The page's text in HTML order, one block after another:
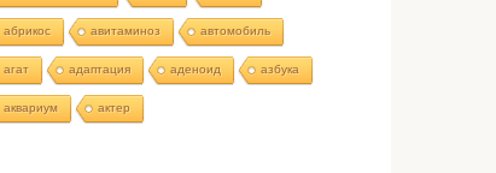
абрикос авитаминоз автомобиль
агат адаптация аденоид азбука
аквариум актер